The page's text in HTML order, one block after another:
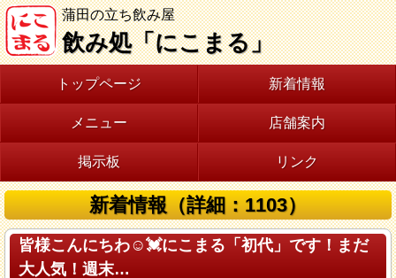
蒲田の立ち飲み屋
飲み処「にこまる」
トップページ 新着情報
メニュー 店舗案内
掲示板 リンク
新着情報（詳細：1103）
皆様こんにちわ☺️💓にこまる「初代」です！まだ
大人気！週末…